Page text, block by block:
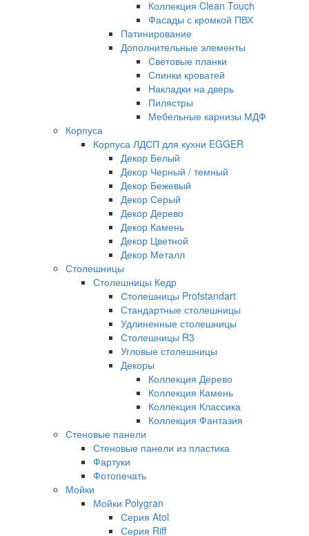
Коллекция Clean Touch
Фасады с кромкой ПВХ
Патинирование
Дополнительные элементы
Световые планки
Спинки кроватей
Накладки на дверь
Пилястры
Мебельные карнизы МДФ
Корпуса
Корпуса ЛДСП для кухни EGGER
Декор Белый
Декор Черный / темный
Декор Бежевый
Декор Серый
Декор Дерево
Декор Камень
Декор Цветной
Декор Металл
Столешницы
Столешницы Кедр
Столешницы Profstandart
Стандартные столешницы
Удлиненные столешницы
Столешницы R3
Угловые столешницы
Декоры
Коллекция Дерево
Коллекция Камень
Коллекция Классика
Коллекция Фантазия
Стеновые панели
Стеновые панели из пластика
Фартуки
Фотопечать
Мойки
Мойки Polygran
Серия Atol
Серия Riff